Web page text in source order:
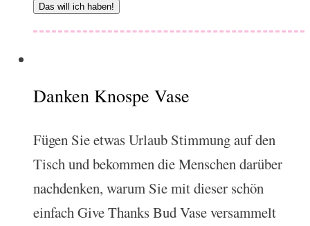
Das will ich haben!
Danken Knospe Vase
Fügen Sie etwas Urlaub Stimmung auf den
Tisch und bekommen die Menschen darüber
nachdenken, warum Sie mit dieser schön
einfach Give Thanks Bud Vase versammelt